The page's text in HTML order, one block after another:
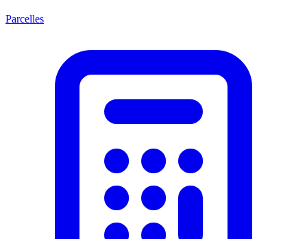
Parcelles